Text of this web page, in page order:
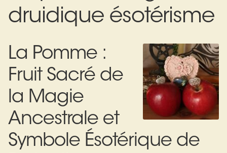
Bijoux
Bolas
Colliers
Search
for:
druidique ésotérisme
La Pomme :
Fruit Sacré de
la Magie
Ancestrale et
Symbole Ésotérique de